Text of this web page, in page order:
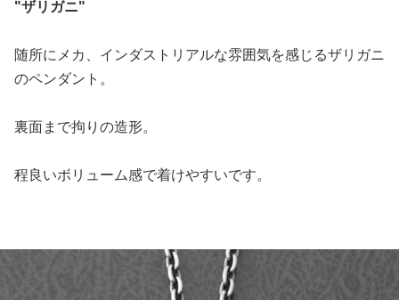
"ザリガニ"
随所にメカ、インダストリアルな雰囲気を感じるザリガニ
のペンダント。
裏面まで拘りの造形。
程良いボリューム感で着けやすいです。